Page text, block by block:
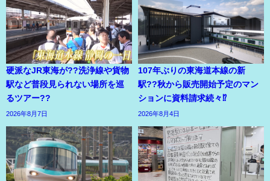
硬派なJR東海が??洗浄線や貨物
駅など普段見られない場所を巡
るツアー??
2026年8月7日
107年ぶりの東海道本線の新
駅??秋から販売開始予定のマン
ションに資料請求続々⁉
2026年8月4日